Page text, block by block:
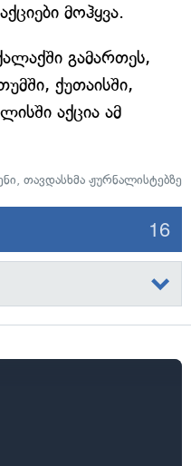
მოჰყვა.
გამართეს,
ქუთაისში,
აქცია ამ
, თავდასხმა ჟურნალისტებზე
16